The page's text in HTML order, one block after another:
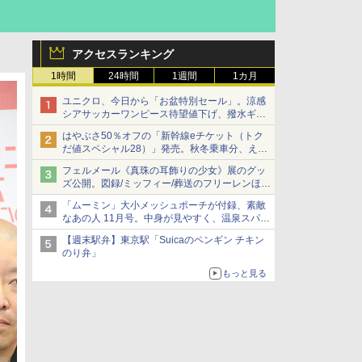
アクセスランキング
1時間 24時間 1週間 1カ月
ユニクロ、今日から「お盆特別セール」。涼感
シアサッカーワンピース待望値下げ、撥水ギア
ショーツは1990円に
はやぶさ50％オフの「新幹線eチケット（トク
だ値スペシャル28）」発売。秋冬乗車分、えき
ねっと限定
フェルメール《真珠の耳飾りの少女》展のグッ
ズ公開。図録/ミッフィー/葬送のフリーレンほ
か、注目ブランドコラボが実現
「ムーミン」大小メッシュポーチが付録、素敵
なあの人 11月号。中身が見やすく、温泉スパに
も使える
【週末駅弁】東京駅「Suicaのペンギン チキン
のり弁」
もっと見る